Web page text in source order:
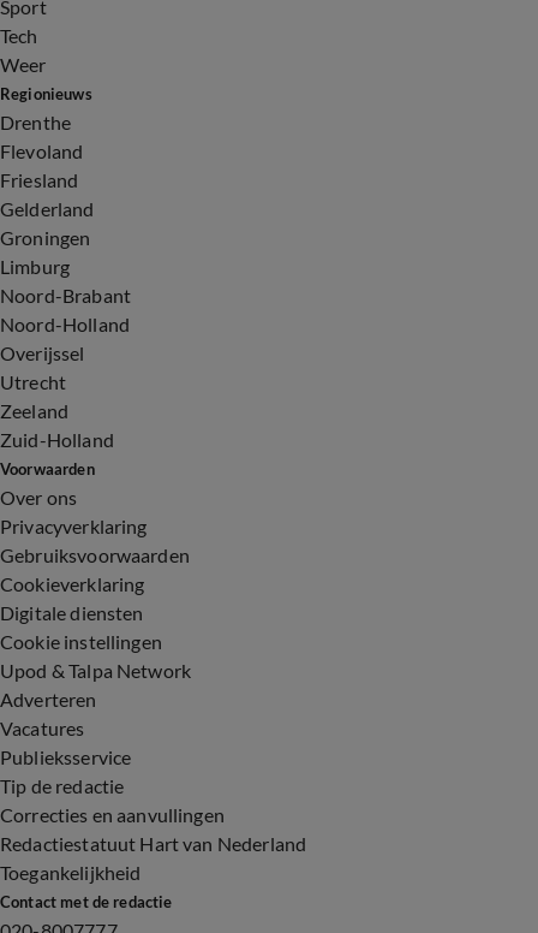
Sport
Tech
Weer
Regionieuws
Drenthe
Flevoland
Friesland
Gelderland
Groningen
Limburg
Noord-Brabant
Noord-Holland
Overijssel
Utrecht
Zeeland
Zuid-Holland
Voorwaarden
Over ons
Privacyverklaring
Gebruiksvoorwaarden
Cookieverklaring
Digitale diensten
Cookie instellingen
Upod & Talpa Network
Adverteren
Vacatures
Publieksservice
Tip de redactie
Correcties en aanvullingen
Redactiestatuut Hart van Nederland
Toegankelijkheid
Contact met de redactie